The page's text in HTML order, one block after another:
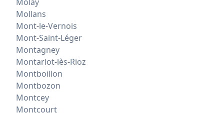
Mollans
Mont-le-Vernois
Mont-Saint-Léger
Montagney
Montarlot-lès-Rioz
Montboillon
Montbozon
Montcey
Montcourt